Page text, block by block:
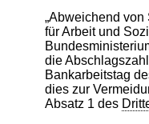
„Abweichend
für Arbeit und
die
Bankarbeitstag
dies zur
Absatz 1 des